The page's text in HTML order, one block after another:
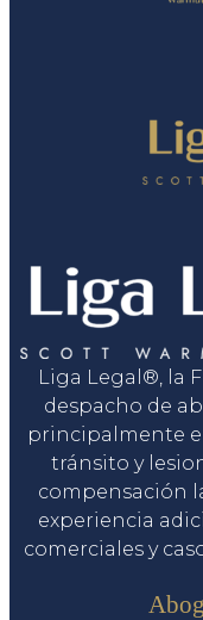
Liga Legal®, la
despacho de
principalmente
tránsito y
compensación
experiencia
comerciales y